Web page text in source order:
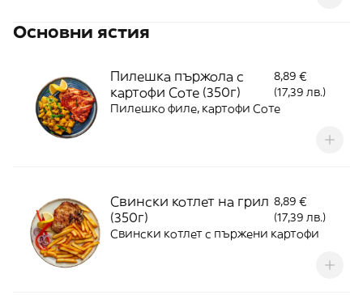
Основни ястия
Пилешка пържола с
картофи Соте (350г)
8,89 €
(17,39 лв.)
Пилешко филе, картофи Соте
Свински котлет на грил
(350г)
8,89 €
(17,39 лв.)
Свински котлет с пържени картофи